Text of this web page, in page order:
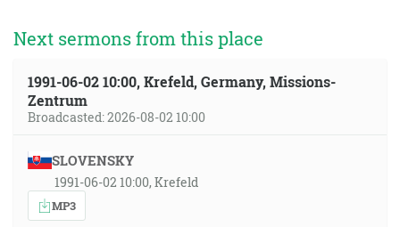
Next sermons from this place
1991-06-02 10:00, Krefeld, Germany, Missions-
Zentrum
Broadcasted: 2026-08-02 10:00
SLOVENSKY
1991-06-02 10:00, Krefeld
MP3